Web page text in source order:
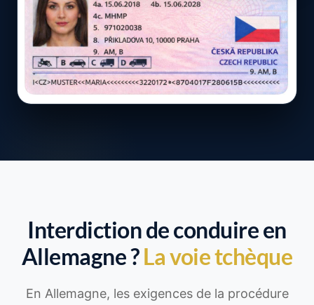
Interdiction de conduire en
Allemagne ?La voie tchèque
En Allemagne, les exigences de la procédure